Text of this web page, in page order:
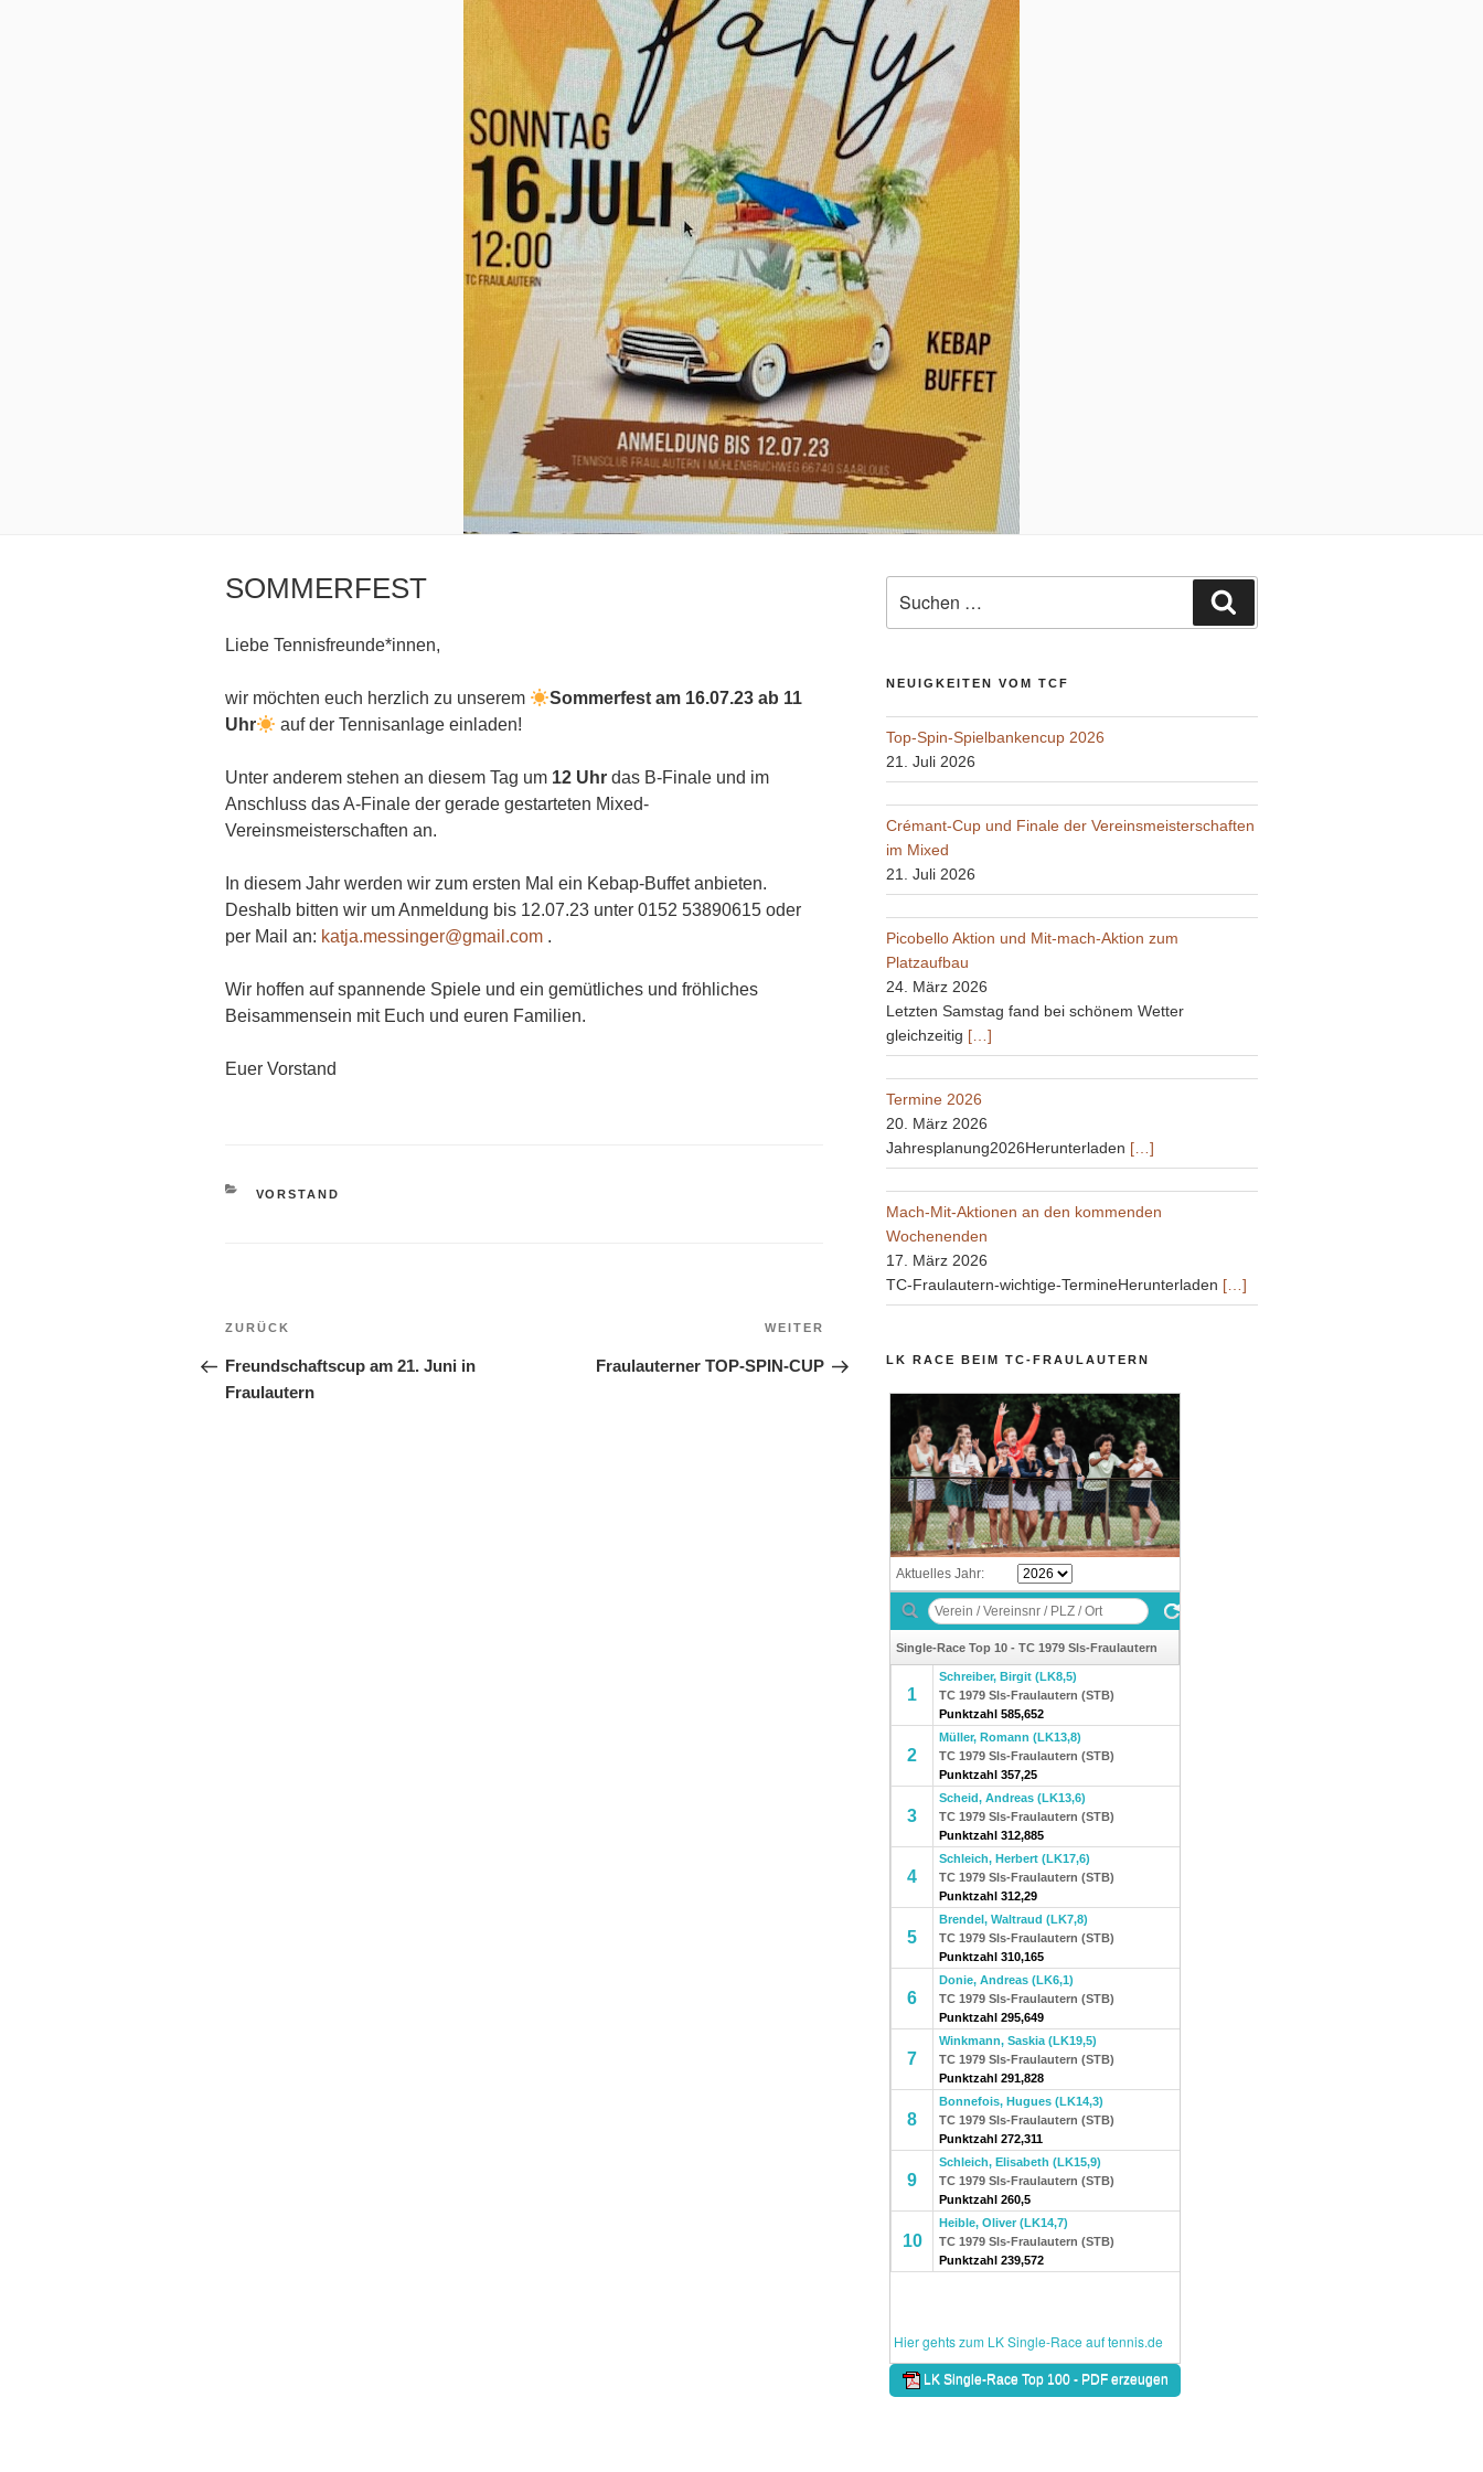
SOMMERFEST
Liebe Tennisfreunde*innen,
wir möchten euch herzlich zu unserem
Sommerfest am 16.07.23 ab 11
Uhr
auf der Tennisanlage einladen!
Unter anderem stehen an diesem Tag um 12 Uhr das B-Finale und im
Anschluss das A-Finale der gerade gestarteten Mixed-
Vereinsmeisterschaften an.
In diesem Jahr werden wir zum ersten Mal ein Kebap-Buffet anbieten.
Deshalb bitten wir um Anmeldung bis 12.07.23 unter 0152 53890615 oder
per Mail an: katja.messinger@gmail.com .
Wir hoffen auf spannende Spiele und ein gemütliches und fröhliches
Beisammensein mit Euch und euren Familien.
Euer Vorstand
KATEGORIEN
VORSTAND
Beitragsnavigation
Vorheriger
ZURÜCK
Freundschaftscup am 21. Juni in
Fraulautern
WEITER
Fraulauterner TOP-SPIN-CUP
nach:
NEUIGKEITEN VOM TCF
Top-Spin-Spielbankencup 2026
21. Juli 2026
Crémant-Cup und Finale der Vereinsmeisterschaften
im Mixed
21. Juli 2026
Picobello Aktion und Mit-mach-Aktion zum
Platzaufbau
24. März 2026
Letzten Samstag fand bei schönem Wetter
gleichzeitig […]
Termine 2026
20. März 2026
Jahresplanung2026Herunterladen […]
Mach-Mit-Aktionen an den kommenden
Wochenenden
17. März 2026
TC-Fraulautern-wichtige-TermineHerunterladen […]
LK RACE BEIM TC-FRAULAUTERN